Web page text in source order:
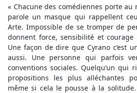
« Chacune des comédiennes porte
parole un masque qui rappellent
Arte. Impossible de se tromper de
donnent force, sensibilité et courage
Une façon de dire que Cyrano c’est
aussi. Une personne qui parfois
conventions sociales. Quelqu’un qui
propositions les plus alléchantes
même si cela le pousse à la